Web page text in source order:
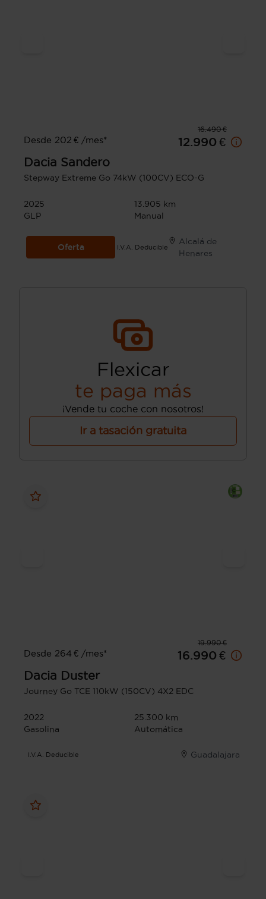
16.490 €
Desde 202 € /mes*
12.990 €
Dacia Sandero
Stepway Extreme Go 74kW (100CV) ECO-G
2025
13.905 km
GLP
Manual
Oferta I.V.A. Deducible
Alcalá de
Henares
Flexicar
te paga más
¡Vende tu coche con nosotros!
Ir a tasación gratuita
19.990 €
Desde 264 € /mes*
16.990 €
Dacia Duster
Journey Go TCE 110kW (150CV) 4X2 EDC
2022
25.300 km
Gasolina
Automática
I.V.A. Deducible Guadalajara